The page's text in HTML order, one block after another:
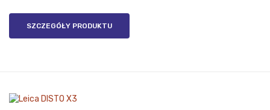
SZCZEGÓŁY PRODUKTU